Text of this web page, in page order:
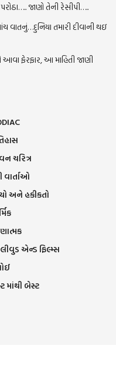
જાણો તેની રેસીપી…..
વાતનું…દુનિયા તમારી દીવાની થઇ
ફેરફાર, આ માહિતી જાણી
ચરિત્ર
વાર્તાઓ
અને હકીકતો
એન્ડ ફિલ્મ્સ
માંથી બેસ્ટ